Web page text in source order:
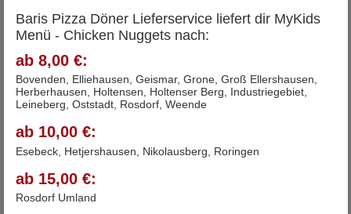
Baris Pizza Döner Lieferservice liefert dir MyKids
Menü - Chicken Nuggets nach:
ab 8,00 €:
Bovenden, Elliehausen, Geismar, Grone, Groß Ellershausen,
Herberhausen, Holtensen, Holtenser Berg, Industriegebiet,
Leineberg, Oststadt, Rosdorf, Weende
ab 10,00 €:
Esebeck, Hetjershausen, Nikolausberg, Roringen
ab 15,00 €:
Rosdorf Umland